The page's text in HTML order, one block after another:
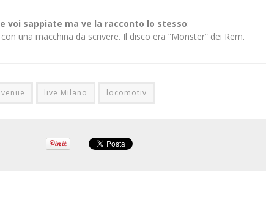
voi sappiate ma ve la racconto lo stesso:
una macchina da scrivere. Il disco era “Monster” dei Rem.
live Milano locomotiv